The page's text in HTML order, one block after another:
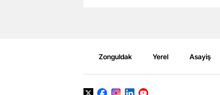
Zonguldak Yerel Asayiş